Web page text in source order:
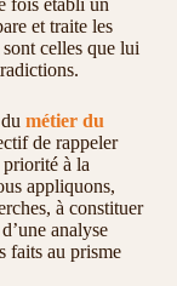
fois établi un
et traite les
celles que lui
métier du
de rappeler
à la
appliquons,
à constituer
analyse
faits au prisme